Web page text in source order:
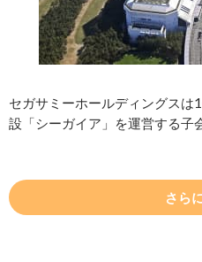
セガサミーホールディングス
設「シーガイア」を運営する
さら